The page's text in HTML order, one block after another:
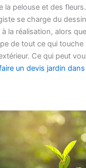
la pelouse et des
se charge du
la réalisation, alors
de tout ce qui touche
Ce qui peut
un devis jardin dans